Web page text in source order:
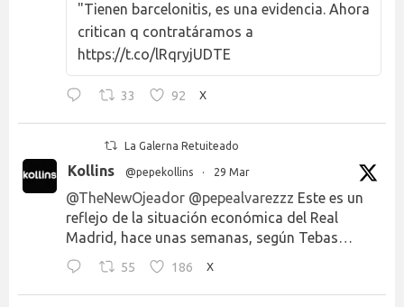
"Tienen barcelonitis, es una evidencia. Ahora
critican q contratáramos a
https://t.co/lRqryjUDTE
33 92 X
La Galerna Retuiteado
Kollins @pepekollins · 29 Mar
@TheNewOjeador @pepealvarezzz Este es un
reflejo de la situación económica del Real
Madrid, hace unas semanas, según Tebas…
55 186 X